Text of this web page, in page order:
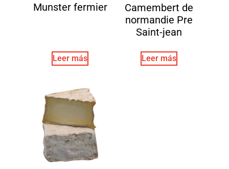
Munster fermier
Leer más
Camembert de
normandie Pre
Saint-jean
Leer más